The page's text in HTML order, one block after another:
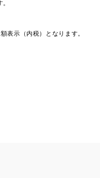
表示（内税）となります。